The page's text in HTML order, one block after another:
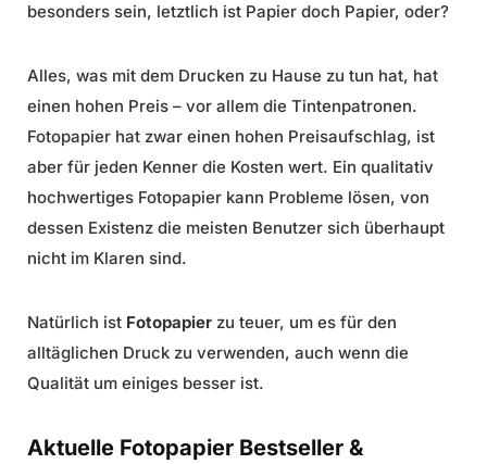
besonders sein, letztlich ist Papier doch Papier, oder?
Alles, was mit dem Drucken zu Hause zu tun hat, hat
einen hohen Preis – vor allem die Tintenpatronen.
Fotopapier hat zwar einen hohen Preisaufschlag, ist
aber für jeden Kenner die Kosten wert. Ein qualitativ
hochwertiges Fotopapier kann Probleme lösen, von
dessen Existenz die meisten Benutzer sich überhaupt
nicht im Klaren sind.
Natürlich ist Fotopapier zu teuer, um es für den
alltäglichen Druck zu verwenden, auch wenn die
Qualität um einiges besser ist.
Aktuelle Fotopapier Bestseller &